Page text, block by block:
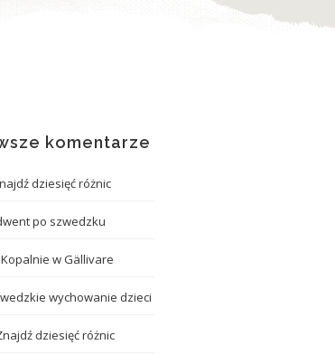
komentarze
dziesięć różnic
po szwedzku
Kopalnie w Gällivare
wychowanie dzieci
dziesięć różnic